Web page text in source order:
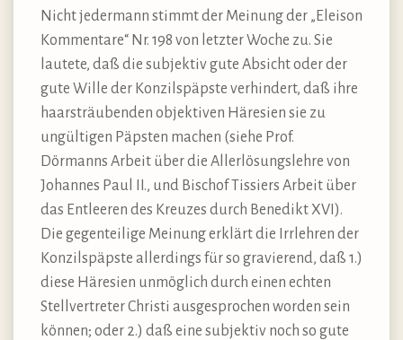
Nicht jedermann stimmt der Meinung der „Eleison
Kommentare“ Nr. 198 von letzter Woche zu. Sie
lautete, daß die subjektiv gute Absicht oder der
gute Wille der Konzilspäpste verhindert, daß ihre
haarsträubenden objektiven Häresien sie zu
ungültigen Päpsten machen (siehe Prof.
Dörmanns Arbeit über die Allerlösungslehre von
Johannes Paul II., und Bischof Tissiers Arbeit über
das Entleeren des Kreuzes durch Benedikt XVI).
Die gegenteilige Meinung erklärt die Irrlehren der
Konzilspäpste allerdings für so gravierend, daß 1.)
diese Häresien unmöglich durch einen echten
Stellvertreter Christi ausgesprochen worden sein
können; oder 2.) daß eine subjektiv noch so gute